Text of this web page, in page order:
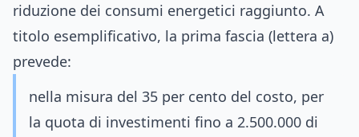
riduzione dei consumi energetici raggiunto. A
titolo esemplificativo, la prima fascia (lettera a)
prevede:
nella misura del 35 per cento del costo, per
la quota di investimenti fino a 2.500.000 di